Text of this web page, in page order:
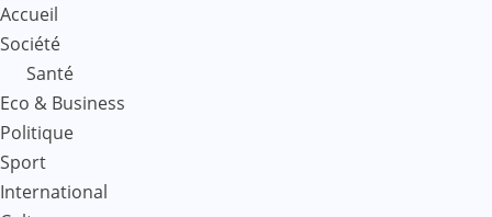
Accueil
Société
Santé
Eco & Business
Politique
Sport
International